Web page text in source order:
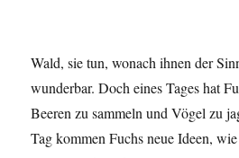
Wald, sie tun, wonach ihnen der
wunderbar. Doch eines Tages hat
Beeren zu sammeln und Vögel zu
Tag kommen Fuchs neue Ideen,